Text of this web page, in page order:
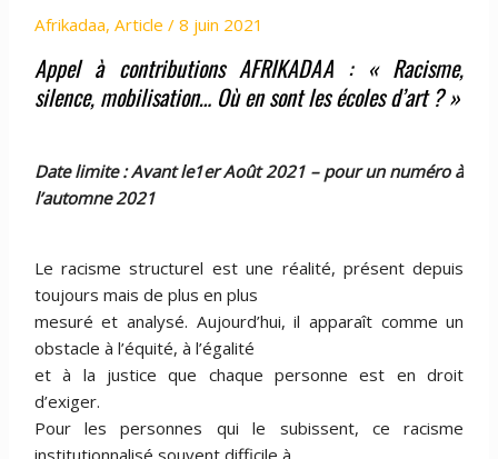
Afrikadaa, Article / 8 juin 2021
Appel à contributions AFRIKADAA : « Racisme,
silence, mobilisation… Où en sont les écoles d’art ? »
Date limite : Avant le1er Août 2021 – pour un numéro à
l’automne 2021
Le racisme structurel est une réalité, présent depuis
toujours mais de plus en plus
mesuré et analysé. Aujourd’hui, il apparaît comme un
obstacle à l’équité, à l’égalité
et à la justice que chaque personne est en droit
d’exiger.
Pour les personnes qui le subissent, ce racisme
institutionnalisé souvent difficile à